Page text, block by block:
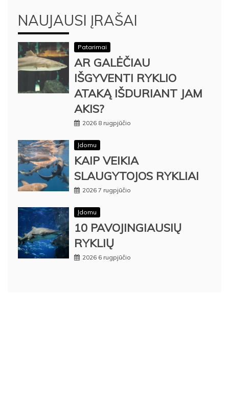
NAUJAUSI ĮRAŠAI
Patarimai
AR GALĖČIAU
IŠGYVENTI RYKLIO
ATAKĄ IŠDURIANT JAM
AKIS?
2026 8 rugpjūčio
Įdomu
KAIP VEIKIA
SLAUGYTOJOS RYKLIAI
2026 7 rugpjūčio
Įdomu
10 PAVOJINGIAUSIŲ
RYKLIŲ
2026 6 rugpjūčio